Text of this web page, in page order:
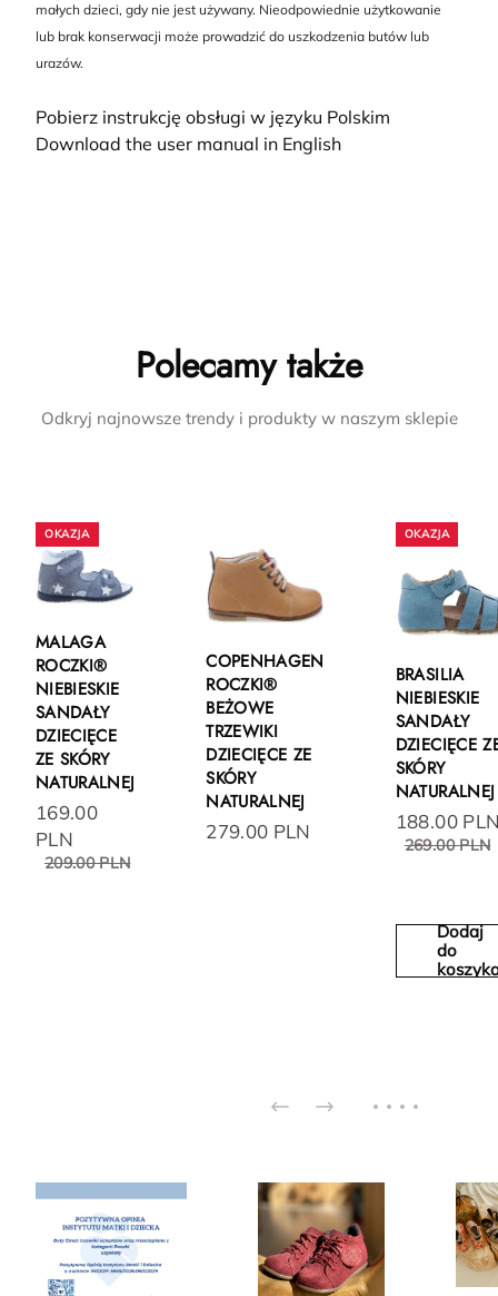
małych dzieci, gdy nie jest używany. Nieodpowiednie użytkowanie
lub brak konserwacji może prowadzić do uszkodzenia butów lub
urazów.
Pobierz instrukcję obsługi w języku Polskim
Download the user manual in English
Polecamy także
Odkryj najnowsze trendy i produkty w naszym sklepie
MALAGA
ROCZKI®
NIEBIESKIE
SANDAŁY
DZIECIĘCE
ZE SKÓRY
NATURALNEJ
169.00
PLN
209.00 PLN
COPENHAGEN
ROCZKI®
BEŻOWE
TRZEWIKI
DZIECIĘCE ZE
SKÓRY
NATURALNEJ
279.00 PLN
BRASILIA
NIEBIESKIE
SANDAŁY
DZIECIĘCE
SKÓRY
NATURALNEJ
188.00
269.00 PLN
Dodaj
do